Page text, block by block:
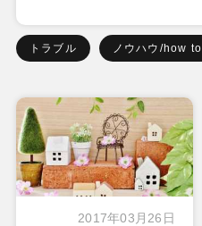
トラブル ノウハウ/how to
2017年03月26日